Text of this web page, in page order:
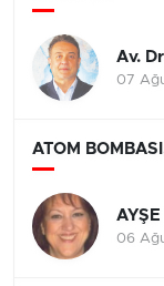
Av.
07
ATOM
06